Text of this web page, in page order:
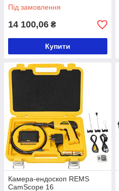
Під замовлення
14 100,06 ₴
Купити
Камера-ендоскоп REMS
CamScope 16